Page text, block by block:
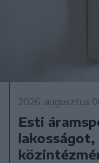
2026. augusztus
Esti
lakosságot,